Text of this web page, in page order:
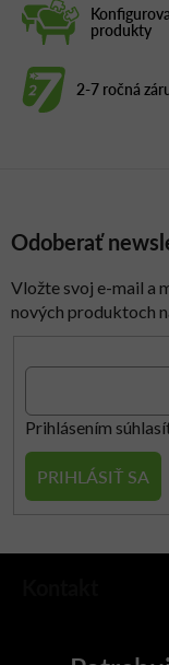
produkty
2-7 ročná
Odoberať
Vložte svoj e-mail a
nových produktoch
Prihlásením
PRIHLÁSIŤ SA